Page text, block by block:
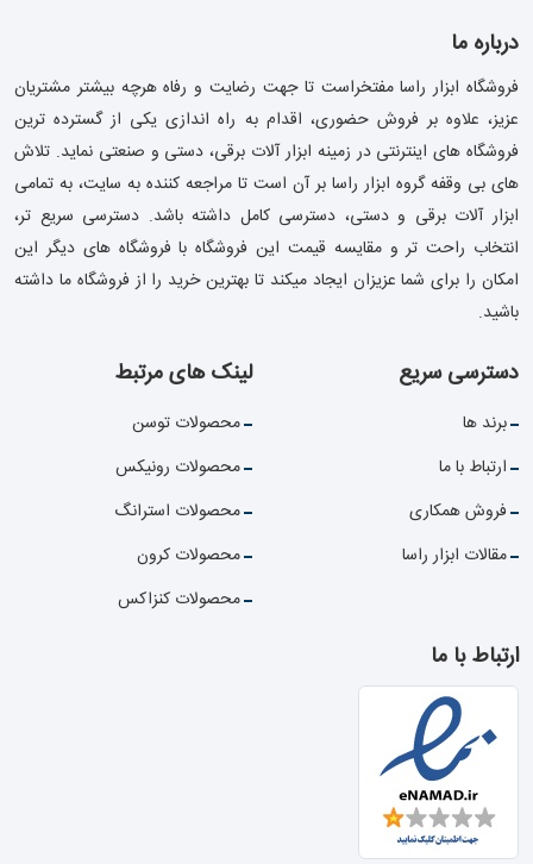
درباره ما
فروشگاه ابزار راسا مفتخراست تا جهت رضایت و رفاه هرچه بیشتر مشتریان
عزیز، علاوه بر فروش حضوری، اقدام به راه اندازی یکی از گسترده ترین
فروشگاه های اینترنتی در زمینه ابزار آلات برقی، دستی و صنعتی نماید. تلاش
های بی وقفه گروه ابزار راسا بر آن است تا مراجعه کننده به سایت، به تمامی
ابزار آلات برقی و دستی، دسترسی کامل داشته باشد. دسترسی سریع تر،
انتخاب راحت تر و مقایسه قیمت این فروشگاه با فروشگاه های دیگر این
امکان را برای شما عزیزان ایجاد میکند تا بهترین خرید را از فروشگاه ما داشته
باشید.
دسترسی سریع
برند ها
ارتباط با ما
فروش همکاری
مقالات ابزار راسا
لینک های مرتبط
محصولات توسن
محصولات رونیکس
محصولات استرانگ
محصولات کرون
محصولات کنزاکس
ارتباط با ما